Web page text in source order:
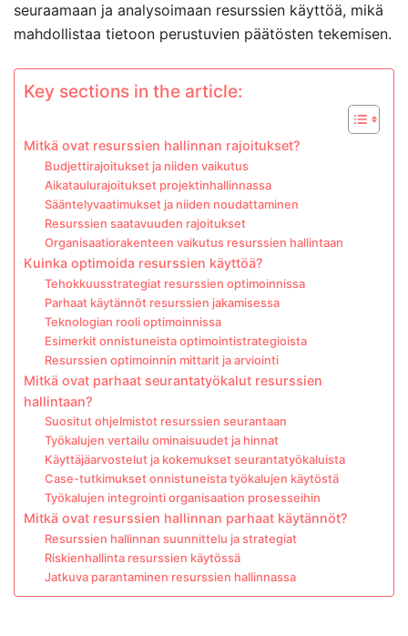
seuraamaan ja analysoimaan resurssien käyttöä, mikä
mahdollistaa tietoon perustuvien päätösten tekemisen.
Key sections in the article:
Mitkä ovat resurssien hallinnan rajoitukset?
Budjettirajoitukset ja niiden vaikutus
Aikataulurajoitukset projektinhallinnassa
Sääntelyvaatimukset ja niiden noudattaminen
Resurssien saatavuuden rajoitukset
Organisaatiorakenteen vaikutus resurssien hallintaan
Kuinka optimoida resurssien käyttöä?
Tehokkuusstrategiat resurssien optimoinnissa
Parhaat käytännöt resurssien jakamisessa
Teknologian rooli optimoinnissa
Esimerkit onnistuneista optimointistrategioista
Resurssien optimoinnin mittarit ja arviointi
Mitkä ovat parhaat seurantatyökalut resurssien
hallintaan?
Suositut ohjelmistot resurssien seurantaan
Työkalujen vertailu ominaisuudet ja hinnat
Käyttäjäarvostelut ja kokemukset seurantatyökaluista
Case-tutkimukset onnistuneista työkalujen käytöstä
Työkalujen integrointi organisaation prosesseihin
Mitkä ovat resurssien hallinnan parhaat käytännöt?
Resurssien hallinnan suunnittelu ja strategiat
Riskienhallinta resurssien käytössä
Jatkuva parantaminen resurssien hallinnassa